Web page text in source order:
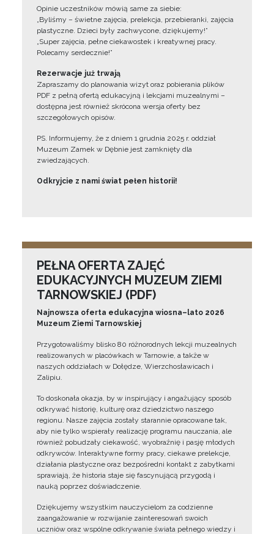
Opinie uczestników mówią same za siebie:
„Byliśmy – świetne zajęcia, prelekcja, przebieranki, zajęcia
plastyczne. Dzieci były zachwycone, dziękujemy!”
„Super zajęcia, pełne ciekawostek i kreatywnej pracy.
Polecamy serdecznie!”
Rezerwacje już trwają
Zapraszamy do planowania wizyt oraz pobierania plików
PDF z pełną ofertą edukacyjną i lekcjami muzealnymi –
dostępna jest również skrócona wersja oferty bez
szczegółowych opisów.
PS. Informujemy, że z dniem 1 grudnia 2025 r. oddział
Muzeum Zamek w Dębnie jest zamknięty dla
zwiedzających.
Odkryjcie z nami świat pełen historii!
PEŁNA OFERTA ZAJĘĆ
EDUKACYJNYCH MUZEUM ZIEMI
TARNOWSKIEJ (PDF)
Najnowsza oferta edukacyjna wiosna–lato 2026
Muzeum Ziemi Tarnowskiej
Przygotowaliśmy blisko 80 różnorodnych lekcji muzealnych
realizowanych w placówkach w Tarnowie, a także w
naszych oddziałach w Dołędze, Wierzchosławicach i
Zalipiu.
To doskonała okazja, by w inspirujący i angażujący sposób
odkrywać historię, kulturę oraz dziedzictwo naszego
regionu. Nasze zajęcia zostały starannie opracowane tak,
aby nie tylko wspierały realizację programu nauczania, ale
również pobudzały ciekawość, wyobraźnię i pasję młodych
odkrywców. Interaktywne formy pracy, ciekawe prelekcje,
działania plastyczne oraz bezpośredni kontakt z zabytkami
sprawiają, że historia staje się fascynującą przygodą i
nauką poprzez doświadczenie.
Dziękujemy wszystkim nauczycielom za codzienne
zaangażowanie w rozwijanie zainteresowań swoich
uczniów oraz wspólne odkrywanie świata pełnego wiedzy i